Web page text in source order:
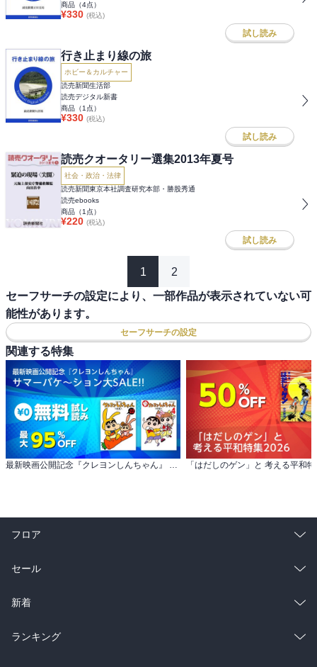
商品（4点）
¥330 (税込)
試し読み
行き止まり線の旅
ホビー＆カルチャー
読売新聞生活部
読売デジタル新書
商品（1 点）
¥330 (税込)
試し読み
読売クオータリー選集2013年夏号
社会・政治・法律
読売新聞東京本社調査研究本部・勝股秀通
読売ebooks
商品（1 点）
¥220 (税込)
試し読み
1 2
セーフサーチの設定により、一部作品が表示されていない可
能性があります。
セーフサーチの設定
関連する特集
最新映画公開記念『クレヨンしんちゃん』 サマーバケ～ション大SALE!! 「はだしのゲン」と 考える平和
フロア
総合
ラノベ
雑誌・グラビア
セール
総合
ラノベ
新着
総合
ランキング